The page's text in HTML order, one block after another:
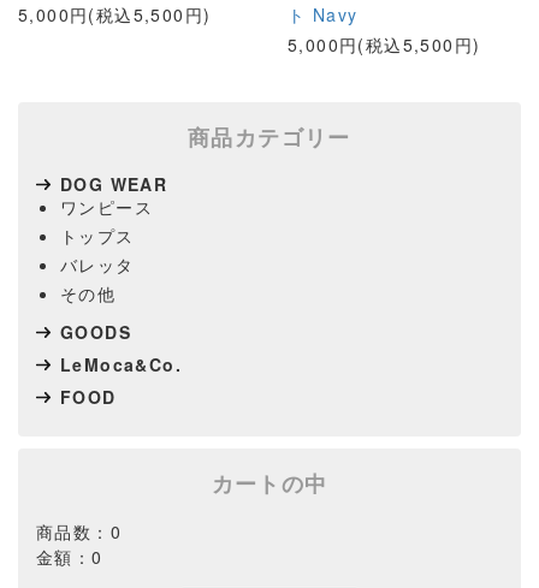
5,000円(税込5,500円)
ト Navy
5,000円(税込5,500円)
商品カテゴリー
DOG WEAR
ワンピース
トップス
バレッタ
その他
GOODS
LeMoca&Co.
FOOD
カートの中
商品数：0
金額：0